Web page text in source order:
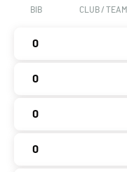
BIB CLUB / TEAM
0
0
0
0